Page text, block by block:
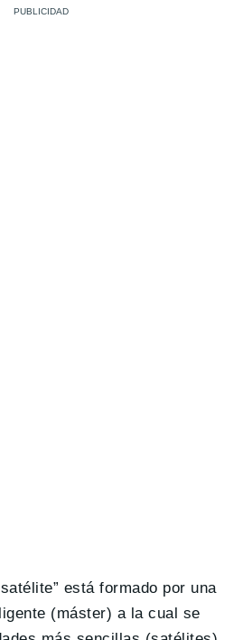
está formado por una
(máster) a la cual se